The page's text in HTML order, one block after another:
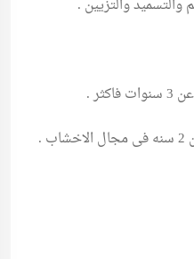
والتزيين .
.
.